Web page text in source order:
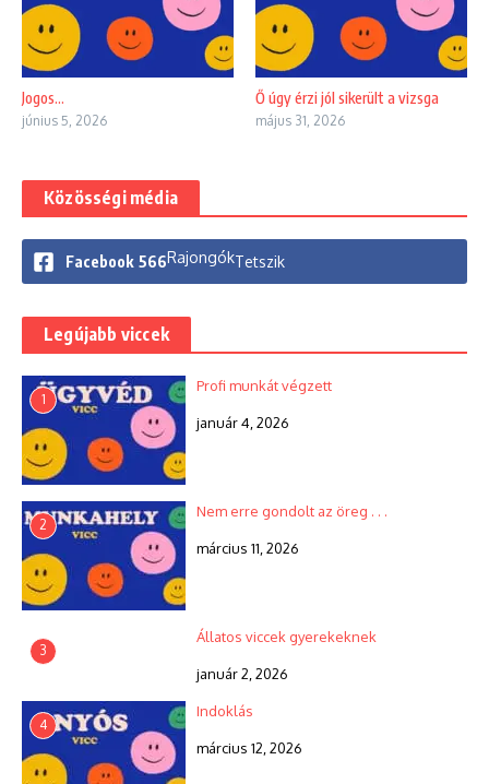
Jogos…
június 5, 2026
Ő úgy érzi jól sikerült a vizsga
május 31, 2026
Közösségi média
Facebook 566RajongókTetszik
Legújabb viccek
1
Profi munkát végzett
január 4, 2026
2
Nem erre gondolt az öreg . . .
március 11, 2026
3
Állatos viccek gyerekeknek
január 2, 2026
4
Indoklás
március 12, 2026